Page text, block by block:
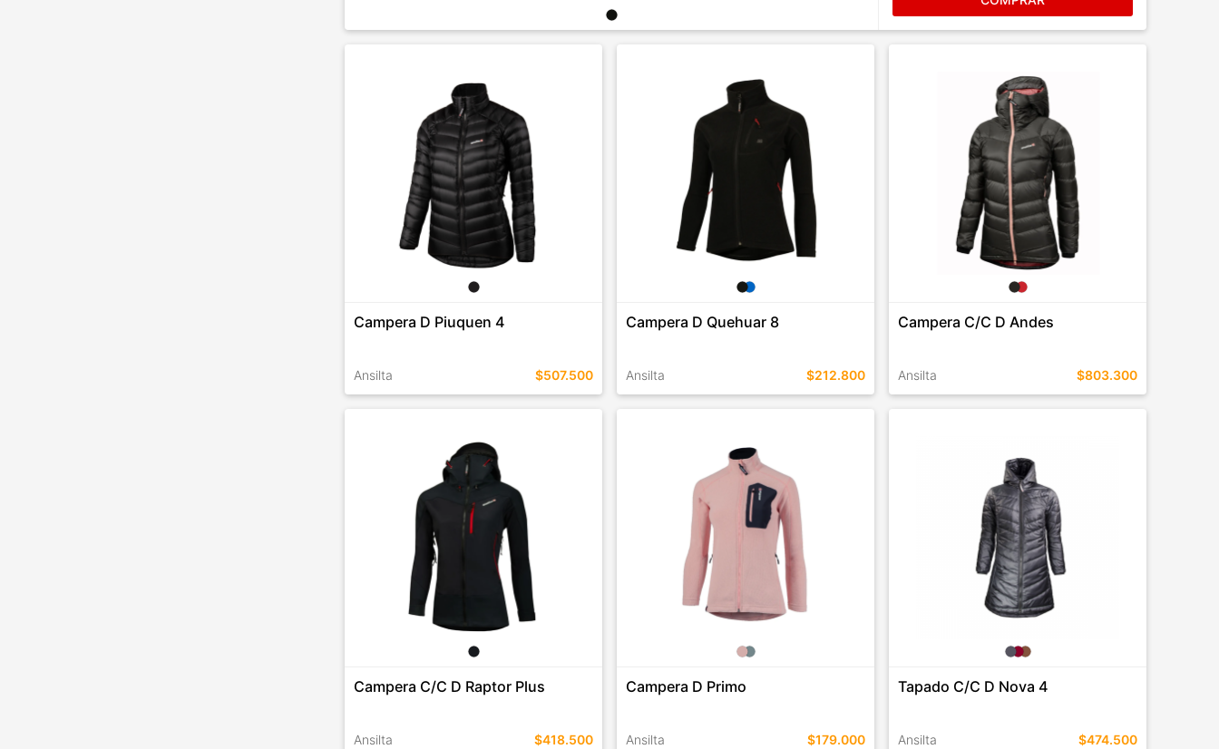
Campera D Piuquen 4
Ansilta $507.500
COMPRAR
Campera D Quehuar 8
Ansilta $212.800
COMPRAR
Campera C/C D Andes
Ansilta $803.300
COMPRAR
Campera C/C D Raptor Plus
Ansilta $418.500
Campera D Primo
Ansilta $179.000
Tapado C/C D Nova 4
Ansilta $474.500